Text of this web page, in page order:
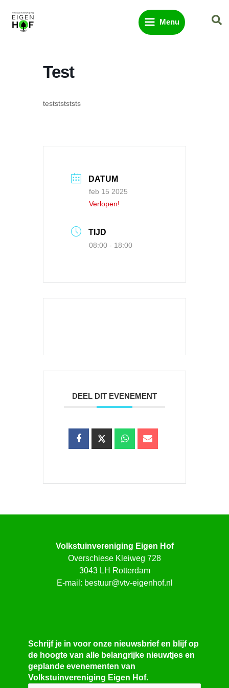
naar
Menu
Test
testststststs
DATUM
feb 15 2025
Verlopen!
TIJD
08:00 - 18:00
DEEL DIT EVENEMENT
Volkstuinvereniging Eigen Hof
Overschiese Kleiweg 728
3043 LH Rotterdam
E-mail: bestuur@vtv-eigenhof.nl
Schrijf je in voor onze nieuwsbrief en blijf op
de hoogte van alle belangrijke nieuwtjes en
geplande evenementen van
Volkstuinvereniging Eigen Hof.